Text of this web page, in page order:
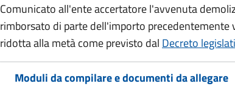
Comunicato all'ente accertatore l'avvenuta
rimborsato di parte dell'importo
ridotta alla metà come previsto dal Decreto
Moduli da compilare e documenti da allegare